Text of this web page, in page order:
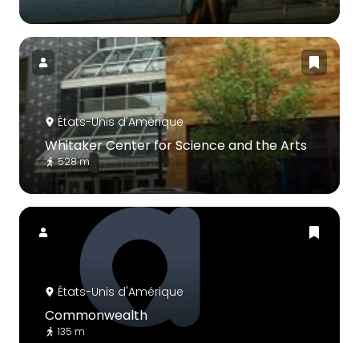
États-Unis d'Amérique
Whitaker Center for Science and the Arts
528 m
États-Unis d'Amérique
Commonwealth
135 m